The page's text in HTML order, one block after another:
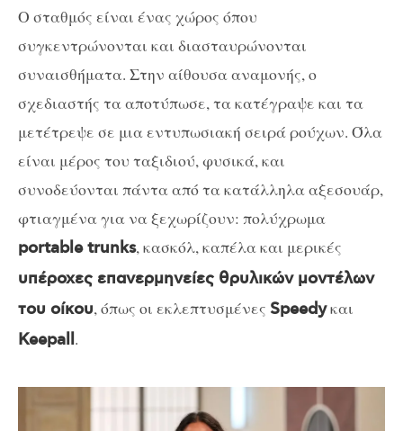
Ο σταθμός είναι ένας χώρος όπου
συγκεντρώνονται και διασταυρώνονται
συναισθήματα. Στην αίθουσα αναμονής, ο
σχεδιαστής τα αποτύπωσε, τα κατέγραψε και τα
μετέτρεψε σε μια εντυπωσιακή σειρά ρούχων. Όλα
είναι μέρος του ταξιδιού, φυσικά, και
συνοδεύονται πάντα από τα κατάλληλα αξεσουάρ,
φτιαγμένα για να ξεχωρίζουν: πολύχρωμα
portable trunks, κασκόλ, καπέλα και μερικές
υπέροχες επανερμηνείες θρυλικών μοντέλων
του οίκου, όπως οι εκλεπτυσμένες Speedyκαι
Keepall.